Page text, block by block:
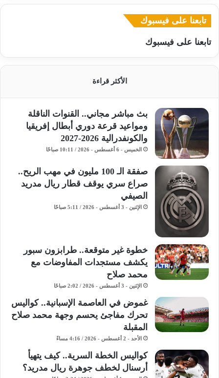
تابعنا على فيسبوك
تابعنا على فيسبوك
الأكثر قراءة
بث مباشر مجاني.. القنوات الناقلة
ومواعيد قرعة دوري أبطال إفريقيا
والكونفدرالية 2026-2027
الخميس - 6 أغسطس - 2026 / 10:11 صباحًا
صفقة الـ 100 مليون في مهب الريح..
صراع سري يوقف قطار ريال مدريد
الصيفي
الإثنين - 3 أغسطس - 2026 / 5:11 صباحًا
خطوة غير متوقعة.. طرابزون سبور
يكشف مستجدات المفاوضات مع
محمد صلاح
الإثنين - 3 أغسطس - 2026 / 2:02 صباحًا
غموض في العاصمة الإسبانية.. كواليس
تحرك مفاجئ يحسم وجهة محمد صلاح
المقبلة
الأحد - 2 أغسطس - 2026 / 4:16 مساءً
كواليس الخطة السرية.. كيف يتهيأ
أرسنال لخطف جوهرة ريال مدريد؟